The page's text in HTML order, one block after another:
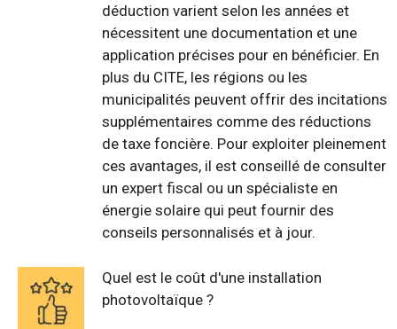
déduction varient selon les années et
nécessitent une documentation et une
application précises pour en bénéficier. En
plus du CITE, les régions ou les
municipalités peuvent offrir des incitations
supplémentaires comme des réductions
de taxe foncière. Pour exploiter pleinement
ces avantages, il est conseillé de consulter
un expert fiscal ou un spécialiste en
énergie solaire qui peut fournir des
conseils personnalisés et à jour.
Quel est le coût d'une installation
photovoltaïque ?